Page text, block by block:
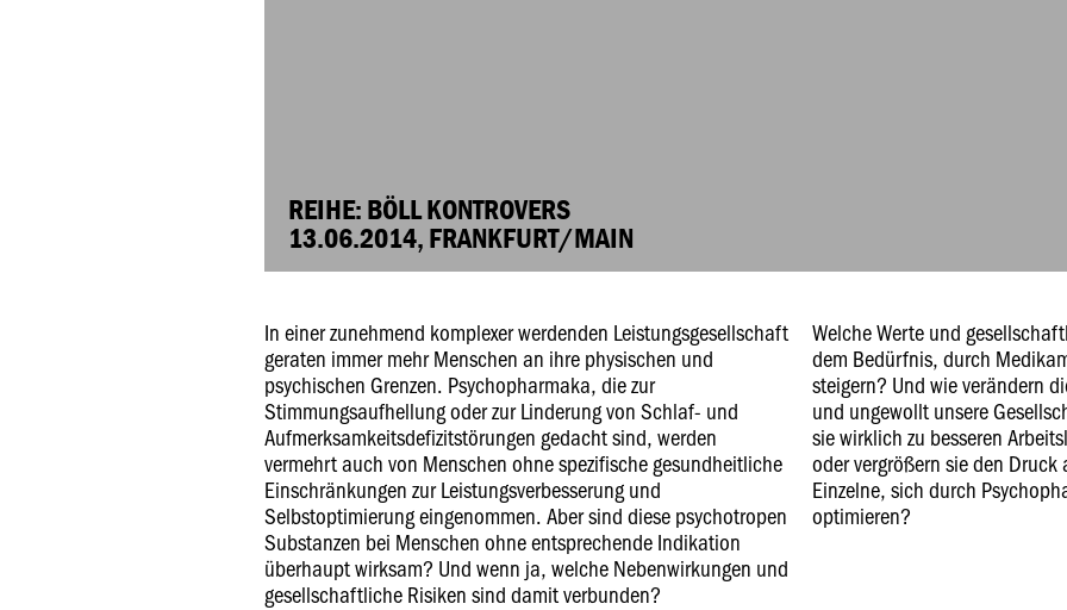
REIHE: BÖLL KONTROVERS
13.06.2014, FRANKFURT/MAIN
In einer zunehmend komplexer werdenden Leistungsgesellschaft
geraten immer mehr Menschen an ihre physischen und
psychischen Grenzen. Psychopharmaka, die zur
Stimmungsaufhellung oder zur Linderung von Schlaf- und
Aufmerksamkeitsdefizitstörungen gedacht sind, werden
vermehrt auch von Menschen ohne spezifische gesundheitliche
Einschränkungen zur Leistungsverbesserung und
Selbstoptimierung eingenommen. Aber sind diese psychotropen
Substanzen bei Menschen ohne entsprechende Indikation
überhaupt wirksam? Und wenn ja, welche Nebenwirkungen und
gesellschaftliche Risiken sind damit verbunden?
Welche Werte und
dem Bedürfnis, durch
steigern? Und wie verändern
und ungewollt unsere
sie wirklich zu besseren
oder vergrößern sie den
Einzelne, sich durch
optimieren?